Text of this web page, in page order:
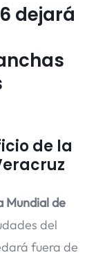
dejará
de la
Mundial de
del
fuera de